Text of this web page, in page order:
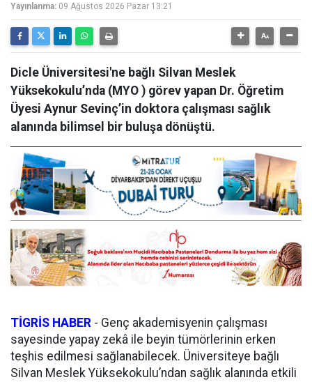
Yayınlanma: 09 Ağustos 2026 Pazar 13:21
Dicle Üniversitesi'ne bağlı Silvan Meslek
Yüksekokulu’nda (MYO ) görev yapan Dr. Öğretim
Üyesi Aynur Sevinç’in doktora çalışması sağlık
alanında bilimsel bir buluşa dönüştü.
TİGRİS HABER - Genç akademisyenin çalışması
sayesinde yapay zekâ ile beyin tümörlerinin erken
teşhis edilmesi sağlanabilecek. Üniversiteye bağlı
Silvan Meslek Yüksekokulu’ndan sağlık alanında etkili